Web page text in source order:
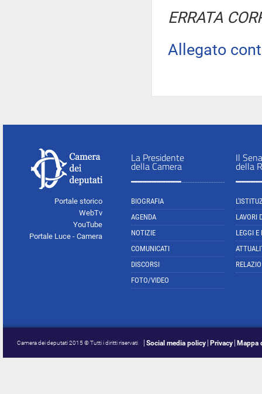
ERRATA
Allegato
Portale storico
WebTv
YouTube
Portale Luce - Camera
La Presidente
della Camera
BIOGRAFIA
AGENDA
NOTIZIE
COMUNICATI
DISCORSI
FOTO/VIDEO
Il
della
LAVORI
LEGGI E
Camera dei deputati 2015 © Tutti i diritti riservati Social media policy Privacy Mappa